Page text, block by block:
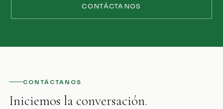
CONTÁCTANOS
CONTÁCTANOS
Iniciemos la conversación.